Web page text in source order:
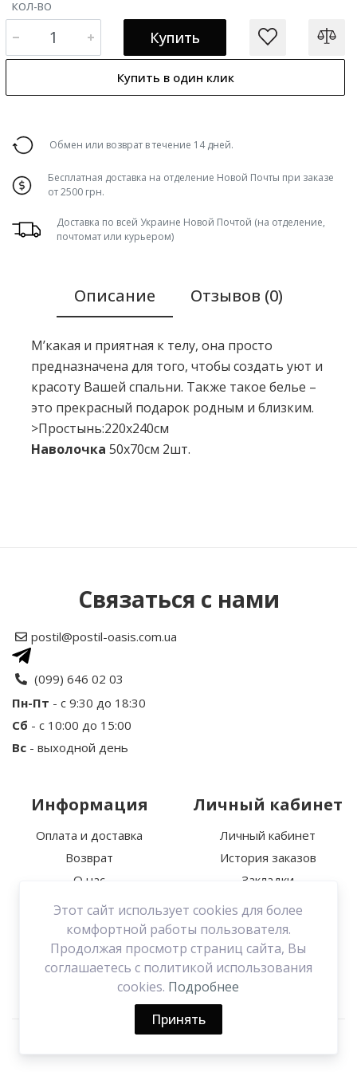
КОЛ-ВО
Купить
Купить в один клик
Обмен или возврат в течение 14 дней.
Бесплатная доставка на отделение Новой Почты при заказе
от 2500 грн.
Доставка по всей Украине Новой Почтой (на отделение,
почтомат или курьером)
Описание Отзывов (0)
М’какая и приятная к телу, она просто
предназначена для того, чтобы создать уют и
красоту Вашей спальни. Также такое белье –
это прекрасный подарок родным и близким.
>Простынь:220х240см
Наволочка 50х70см 2шт.
Рейтинг
Ваш отзыв
Примечание:
HTML разметка не
поддерживается! Используйте обычный текст.
Продолжить
Этот сайт использует cookies для более
комфортной работы пользователя.
Продолжая просмотр страниц сайта, Вы
соглашаетесь с политикой использования
cookies. Подробнее
Принять
Связаться с нами
postil@postil-oasis.com.ua
(099) 646 02 03
Пн-Пт - с 9:30 до 18:30
Сб - с 10:00 до 15:00
Вс - выходной день
Информация
Оплата и доставка
Возврат
О нас
Политика
конфиденциальности
Связаться с нами
Договор оферты
Личный кабинет
Личный кабинет
История заказов
Закладки